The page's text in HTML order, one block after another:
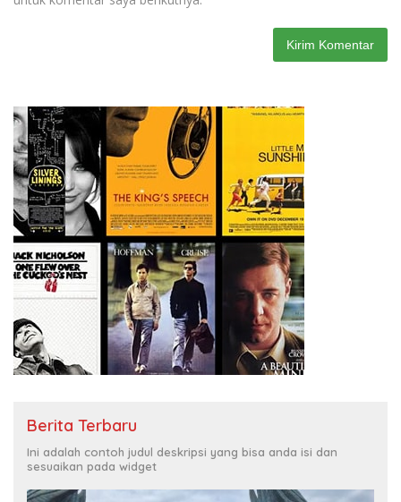
Berita Terbaru
Ini adalah contoh judul deskripsi yang bisa anda isi dan
sesuaikan pada widget